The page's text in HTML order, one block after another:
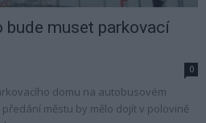
bude muset parkovací
0
domu na autobusovém
městu by mělo dojít v polovině